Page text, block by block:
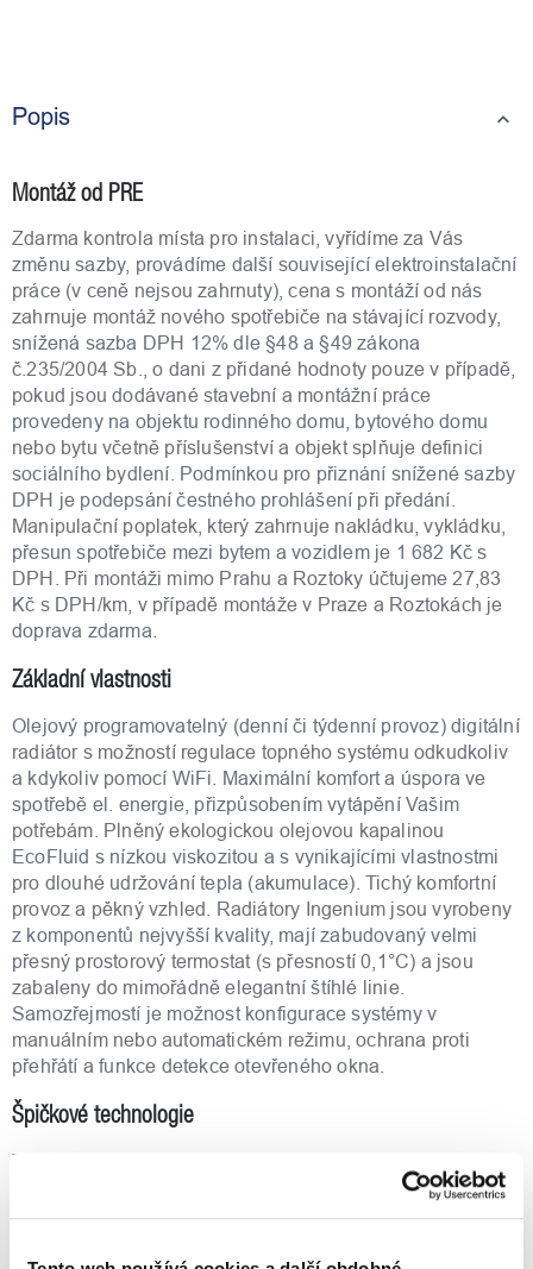
Popis
Montáž od PRE
Zdarma kontrola místa pro instalaci, vyřídíme za Vás
změnu sazby, provádíme další související elektroinstalační
práce (v ceně nejsou zahrnuty), cena s montáží od nás
zahrnuje montáž nového spotřebiče na stávající rozvody,
snížená sazba DPH 12% dle §48 a §49 zákona
č.235/2004 Sb., o dani z přidané hodnoty pouze v případě,
pokud jsou dodávané stavební a montážní práce
provedeny na objektu rodinného domu, bytového domu
nebo bytu včetně příslušenství a objekt splňuje definici
sociálního bydlení. Podmínkou pro přiznání snížené sazby
DPH je podepsání čestného prohlášení při předání.
Manipulační poplatek, který zahrnuje nakládku, vykládku,
přesun spotřebiče mezi bytem a vozidlem je 1 682 Kč s
DPH. Při montáži mimo Prahu a Roztoky účtujeme 27,83
Kč s DPH/km, v případě montáže v Praze a Roztokách je
doprava zdarma.
Základní vlastnosti
Olejový programovatelný (denní či týdenní provoz) digitální
radiátor s možností regulace topného systému odkudkoliv
a kdykoliv pomocí WiFi. Maximální komfort a úspora ve
spotřebě el. energie, přizpůsobením vytápění Vašim
potřebám. Plněný ekologickou olejovou kapalinou
EcoFluid s nízkou viskozitou a s vynikajícími vlastnostmi
pro dlouhé udržování tepla (akumulace). Tichý komfortní
provoz a pěkný vzhled. Radiátory Ingenium jsou vyrobeny
z komponentů nejvyšší kvality, mají zabudovaný velmi
přesný prostorový termostat (s přesností 0,1°C) a jsou
zabaleny do mimořádně elegantní štíhlé linie.
Samozřejmostí je možnost konfigurace systémy v
manuálním nebo automatickém režimu, ochrana proti
přehřátí a funkce detekce otevřeného okna.
Špičkové technologie
Technologie ETCO (Electronic Triac Control
Optimizer) přináší inovační řešení pro optimalizaci odběru